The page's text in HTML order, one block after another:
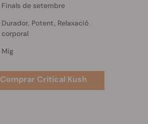
Finals de setembre
Durador, Potent, Relaxació
corporal
Mig
Comprar Critical Kush